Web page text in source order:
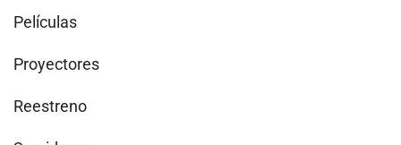
Películas
Proyectores
Reestreno